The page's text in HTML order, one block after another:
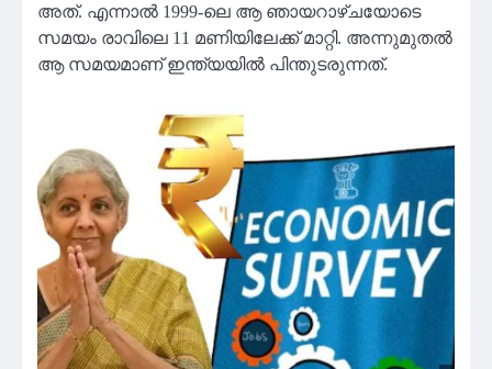
അത്. എന്നാൽ 1999-ലെ ആ ഞായറാഴ്ചയോടെ
സമയം രാവിലെ 11 മണിയിലേക്ക് മാറ്റി. അന്നുമുതൽ
ആ സമയമാണ് ഇന്ത്യയിൽ പിന്തുടരുന്നത്.